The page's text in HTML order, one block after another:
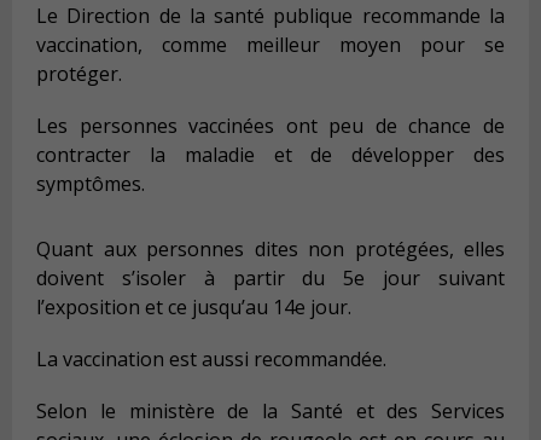
Le Direction de la santé publique recommande la
vaccination, comme meilleur moyen pour se
protéger.
Les personnes vaccinées ont peu de chance de
contracter la maladie et de développer des
symptômes.
Quant aux personnes dites non protégées, elles
doivent s’isoler à partir du 5e jour suivant
l’exposition et ce jusqu’au 14e jour.
La vaccination est aussi recommandée.
Selon le ministère de la Santé et des Services